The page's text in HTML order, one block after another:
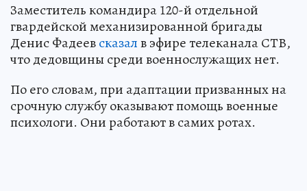
Заместитель командира 120-й отдельной
гвардейской механизированной бригады
Денис Фадеевсказалв эфире телеканала СТВ,
что дедовщины среди военнослужащих нет.
По его словам, при адаптации призванных на
срочную службу оказывают помощь военные
психологи. Они работают в самих ротах.